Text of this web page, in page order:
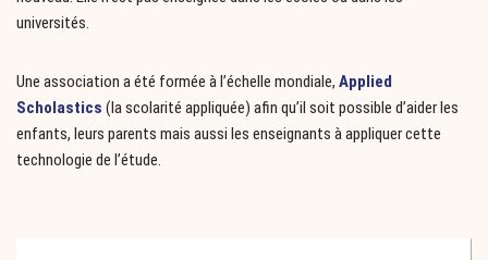
universités.
Une association a été formée à l’échelle mondiale, Applied
Scholastics (la scolarité appliquée) afin qu’il soit possible d’aider les
enfants, leurs parents mais aussi les enseignants à appliquer cette
technologie de l’étude.